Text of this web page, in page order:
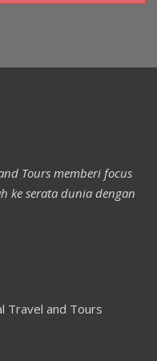
Tours memberi focus
ke serata dunia dengan
Travel and Tours